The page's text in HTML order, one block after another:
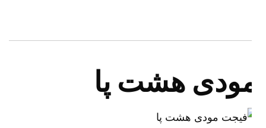
هشت پا